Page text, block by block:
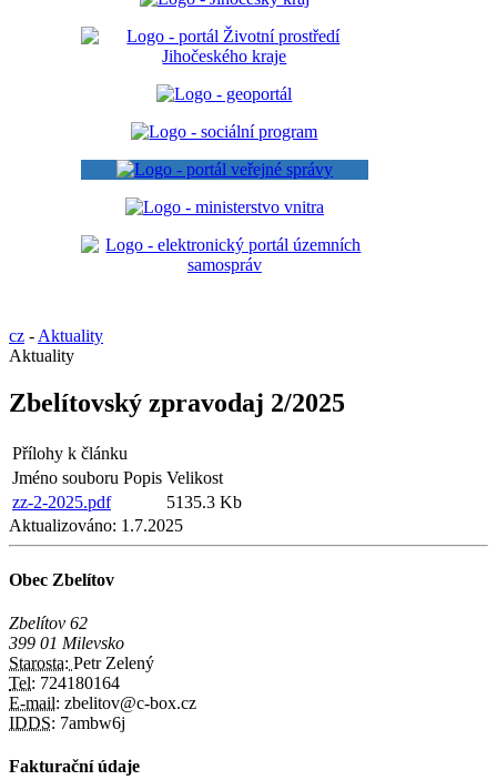
cz - Aktuality
Aktuality
Zbelítovský zpravodaj 2/2025
Přílohy k článku
Jméno souboru Popis Velikost
zz-2-2025.pdf
5135.3 Kb
Aktualizováno: 1.7.2025
Obec Zbelítov
Zbelítov 62
399 01 Milevsko
Starosta: Petr Zelený
Tel: 724180164
E-mail: zbelitov@c-box.cz
IDDS: 7ambw6j
Fakturační údaje